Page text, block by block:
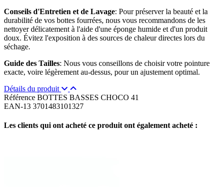
Conseils d'Entretien et de Lavage: Pour préserver la beauté et la
durabilité de vos bottes fourrées, nous vous recommandons de les
nettoyer délicatement à l'aide d'une éponge humide et d'un produit
doux. Évitez l'exposition à des sources de chaleur directes lors du
séchage.
Guide des Tailles: Nous vous conseillons de choisir votre pointure
exacte, voire légèrement au-dessus, pour un ajustement optimal.
Détails du produit
Référence BOTTES BASSES CHOCO 41
EAN-13 3701483101327
Les clients qui ont acheté ce produit ont également acheté :